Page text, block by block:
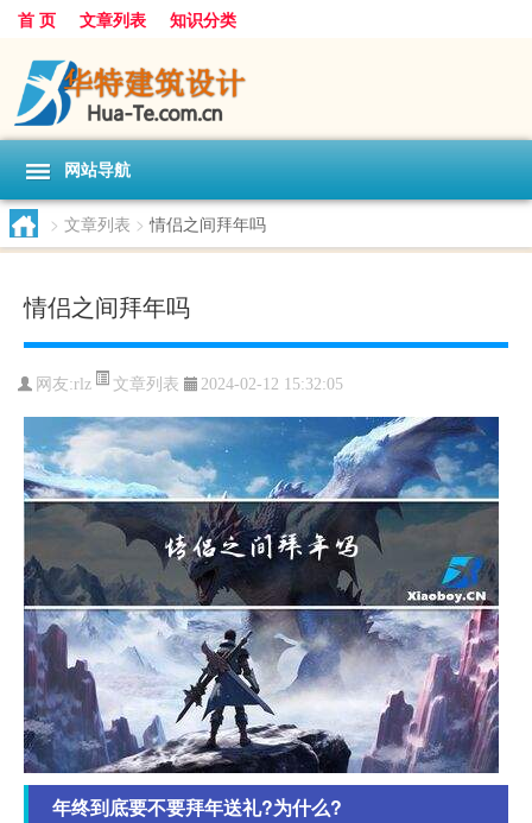
首 页 文章列表 知识分类
网站导航
> 文章列表 > 情侣之间拜年吗
情侣之间拜年吗
网友:rlz 文章列表 2024-02-12 15:32:05
年终到底要不要拜年送礼?为什么?